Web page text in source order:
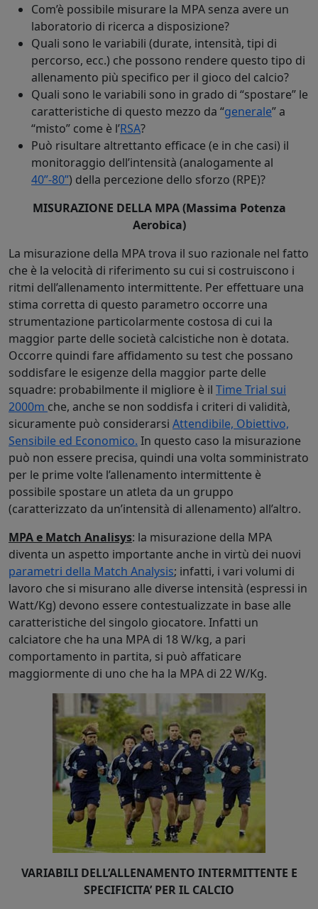
Com’è possibile misurare la MPA senza avere un
laboratorio di ricerca a disposizione?
Quali sono le variabili (durate, intensità, tipi di
percorso, ecc.) che possono rendere questo tipo di
allenamento più specifico per il gioco del calcio?
Quali sono le variabili sono in grado di “spostare” le
caratteristiche di questo mezzo da “generale” a
“misto” come è l’RSA?
Può risultare altrettanto efficace (e in che casi) il
monitoraggio dell’intensità (analogamente al
40”-80”) della percezione dello sforzo (RPE)?
MISURAZIONE DELLA MPA (Massima Potenza
Aerobica)
La misurazione della MPA trova il suo razionale nel fatto
che è la velocità di riferimento su cui si costruiscono i
ritmi dell’allenamento intermittente. Per effettuare una
stima corretta di questo parametro occorre una
strumentazione particolarmente costosa di cui la
maggior parte delle società calcistiche non è dotata.
Occorre quindi fare affidamento su test che possano
soddisfare le esigenze della maggior parte delle
squadre: probabilmente il migliore è il Time Trial sui
2000m che, anche se non soddisfa i criteri di validità,
sicuramente può considerarsi Attendibile, Obiettivo,
Sensibile ed Economico. In questo caso la misurazione
può non essere precisa, quindi una volta somministrato
per le prime volte l’allenamento intermittente è
possibile spostare un atleta da un gruppo
(caratterizzato da un’intensità di allenamento) all’altro.
MPA e Match Analisys: la misurazione della MPA
diventa un aspetto importante anche in virtù dei nuovi
parametri della Match Analysis; infatti, i vari volumi di
lavoro che si misurano alle diverse intensità (espressi in
Watt/Kg) devono essere contestualizzate in base alle
caratteristiche del singolo giocatore. Infatti un
calciatore che ha una MPA di 18 W/kg, a pari
comportamento in partita, si può affaticare
maggiormente di uno che ha la MPA di 22 W/Kg.
VARIABILI DELL’ALLENAMENTO INTERMITTENTE E
SPECIFICITA’ PER IL CALCIO